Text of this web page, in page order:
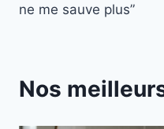
ne me sauve plus”
Nos